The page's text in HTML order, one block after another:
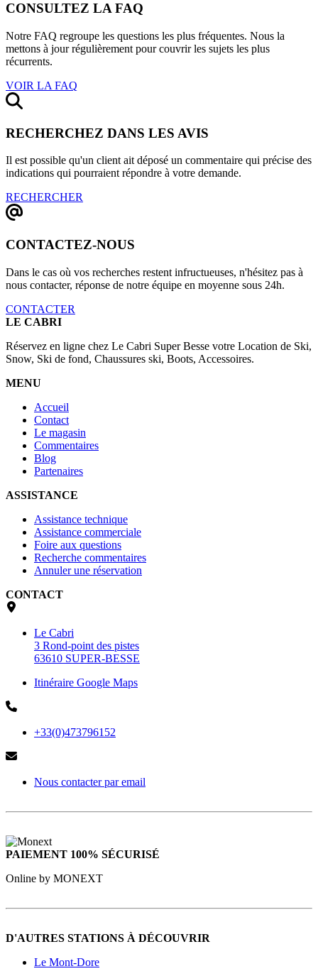
CONSULTEZ LA FAQ
Notre FAQ regroupe les questions les plus fréquentes. Nous la
mettons à jour régulièrement pour couvrir les sujets les plus
récurrents.
VOIR LA FAQ
RECHERCHEZ DANS LES AVIS
Il est possible qu'un client ait déposé un commentaire qui précise des
indications qui pourraient répondre à votre demande.
RECHERCHER
CONTACTEZ-NOUS
Dans le cas où vos recherches restent infructueuses, n'hésitez pas à
nous contacter, réponse de notre équipe en moyenne sous 24h.
CONTACTER
LE CABRI
Réservez en ligne chez Le Cabri Super Besse votre Location de Ski,
Snow, Ski de fond, Chaussures ski, Boots, Accessoires.
MENU
Accueil
Contact
Le magasin
Commentaires
Blog
Partenaires
ASSISTANCE
Assistance technique
Assistance commerciale
Foire aux questions
Recherche commentaires
Annuler une réservation
CONTACT
Le Cabri
3 Rond-point des pistes
63610 SUPER-BESSE
Itinéraire Google Maps
+33(0)473796152
Nous contacter par email
PAIEMENT 100% SÉCURISÉ
Online by MONEXT
D'AUTRES STATIONS À DÉCOUVRIR
Le Mont-Dore